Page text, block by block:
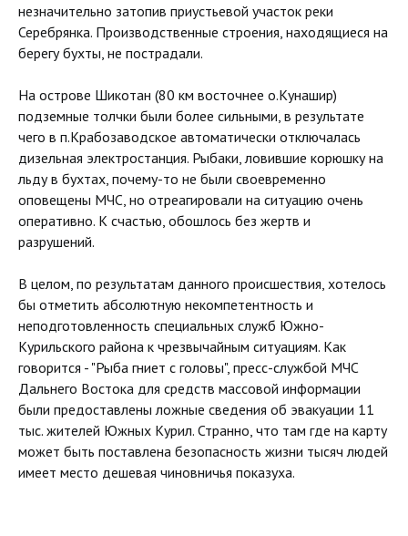
незначительно затопив приустьевой участок реки
Серебрянка. Производственные строения, находящиеся на
берегу бухты, не пострадали.
На острове Шикотан (80 км восточнее о.Кунашир)
подземные толчки были более сильными, в результате
чего в п.Крабозаводское автоматически отключалась
дизельная электростанция. Рыбаки, ловившие корюшку на
льду в бухтах, почему-то не были своевременно
оповещены МЧС, но отреагировали на ситуацию очень
оперативно. К счастью, обошлось без жертв и
разрушений.
В целом, по результатам данного происшествия, хотелось
бы отметить абсолютную некомпетентность и
неподготовленность специальных служб Южно-
Курильского района к чрезвычайным ситуациям. Как
говорится - "Рыба гниет с головы", пресс-службой МЧС
Дальнего Востока для средств массовой информации
были предоставлены ложные сведения об эвакуации 11
тыс. жителей Южных Курил. Странно, что там где на карту
может быть поставлена безопасность жизни тысяч людей
имеет место дешевая чиновничья показуха.